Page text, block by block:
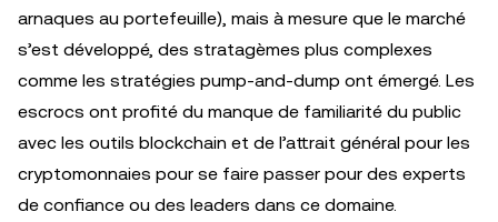
arnaques au portefeuille), mais à mesure que le marché
s’est développé, des stratagèmes plus complexes
comme les stratégies pump-and-dump ont émergé. Les
escrocs ont profité du manque de familiarité du public
avec les outils blockchain et de l’attrait général pour les
cryptomonnaies pour se faire passer pour des experts
de confiance ou des leaders dans ce domaine.